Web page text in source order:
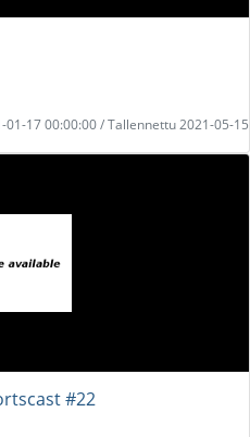
01-17 00:00:00 / Tallennettu 2021-05-15
#22